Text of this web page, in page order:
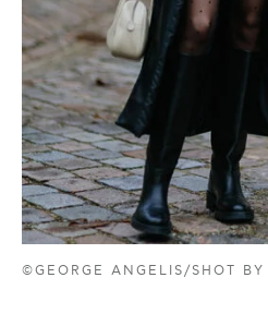
©GEORGE ANGELIS/SHOT BY